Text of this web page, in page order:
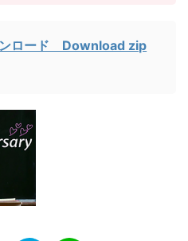
ンロード Download zip